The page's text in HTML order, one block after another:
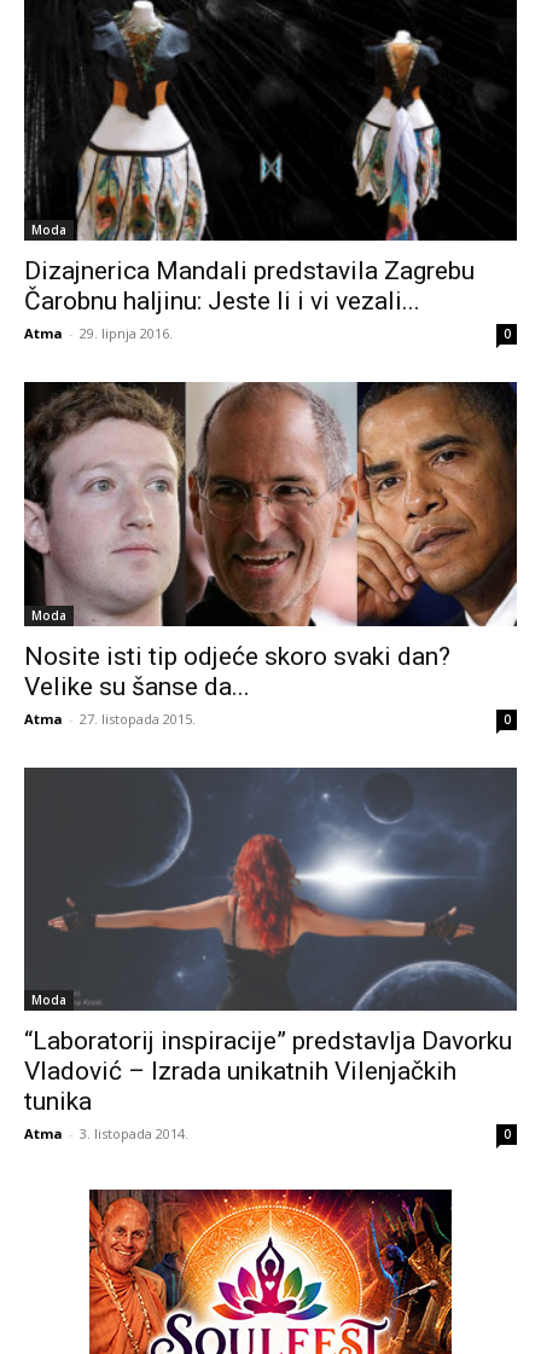
Moda
Dizajnerica Mandali predstavila Zagrebu
Čarobnu haljinu: Jeste li i vi vezali...
Atma - 29. lipnja 2016. 0
Moda
Nosite isti tip odjeće skoro svaki dan?
Velike su šanse da...
Atma - 27. listopada 2015. 0
Moda
“Laboratorij inspiracije” predstavlja Davorku
Vladović – Izrada unikatnih Vilenjačkih
tunika
Atma - 3. listopada 2014. 0